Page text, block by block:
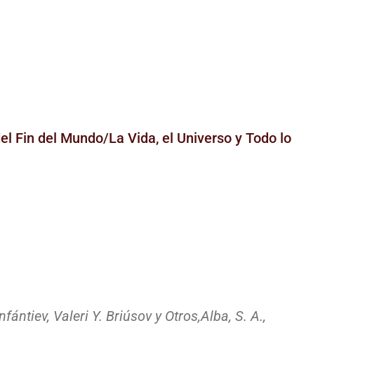
Fin del Mundo/La Vida, el Universo y Todo lo
Valeri Y. Briúsov y Otros,Alba, S. A.,